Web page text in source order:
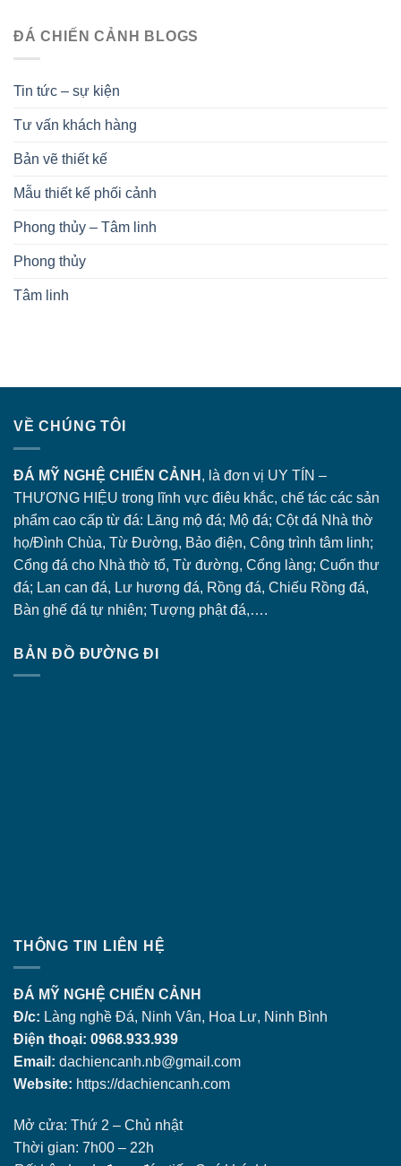
ĐÁ CHIẾN CẢNH BLOGS
Tin tức – sự kiện
Tư vấn khách hàng
Bản vẽ thiết kế
Mẫu thiết kế phối cảnh
Phong thủy – Tâm linh
Phong thủy
Tâm linh
VỀ CHÚNG TÔI
ĐÁ MỸ NGHỆ CHIẾN CẢNH , là đơn vị UY TÍN –
THƯƠNG HIỆU trong lĩnh vực điêu khắc, chế tác các sản
phẩm cao cấp từ đá: Lăng mộ đá; Mộ đá; Cột đá Nhà thờ
họ/Đình Chùa, Từ Đường, Bảo điện, Công trình tâm linh;
Cổng đá cho Nhà thờ tổ, Từ đường, Cổng làng; Cuốn thư
đá; Lan can đá, Lư hương đá, Rồng đá, Chiếu Rồng đá,
Bàn ghế đá tự nhiên; Tượng phật đá,….
BẢN ĐỒ ĐƯỜNG ĐI
THÔNG TIN LIÊN HỆ
ĐÁ MỸ NGHỆ CHIẾN CẢNH
Đ/c: Làng nghề Đá, Ninh Vân, Hoa Lư, Ninh Bình
Điện thoại: 0968.933.939
Email: dachiencanh.nb@gmail.com
Website: https://dachiencanh.com
Mở cửa: Thứ 2 – Chủ nhật
Thời gian: 7h00 – 22h